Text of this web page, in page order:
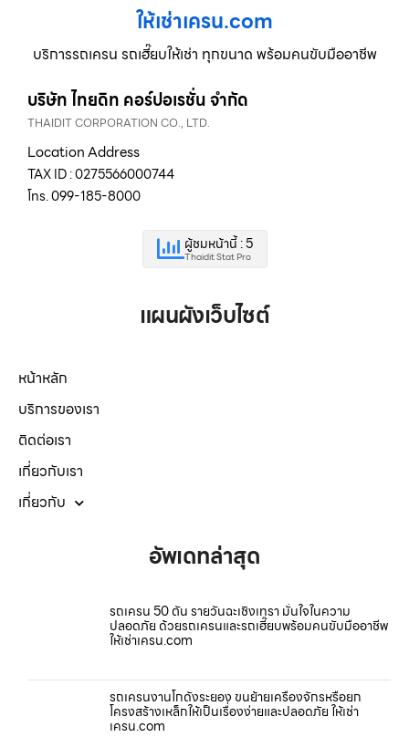
ให้เช่าเครน.com
บริการรถเครน รถเฮี๊ยบให้เช่า ทุกขนาด พร้อมคนขับมืออาชีพ
บริษัท ไทยดิท คอร์ปอเรชั่น จำกัด
THAIDIT CORPORATION CO., LTD.
Location Address
TAX ID : 0275566000744
โทร. 099-185-8000
ผู้ชมหน้านี้ : 5
Thaidit Stat Pro
แผนผังเว็บไซต์
หน้าหลัก
บริการของเรา
ติดต่อเรา
เกี่ยวกับเรา
เกี่ยวกับ
อัพเดทล่าสุด
รถเครน 50 ตัน รายวันฉะเชิงเทรา มั่นใจในความ
ปลอดภัย ด้วยรถเครนและรถเฮี๊ยบพร้อมคนขับมืออาชีพ
ให้เช่าเครน.com
รถเครนงานโกดังระยอง ขนย้ายเครื่องจักรหรือยก
โครงสร้างเหล็กให้เป็นเรื่องง่ายและปลอดภัย ให้เช่า
เครน.com